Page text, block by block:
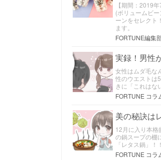
【期間：2019
(ボリュームビ
ーンをセレクト
ます。
FORTUNE編集
実録！男性
女性はムダ毛な
性のウエストは
きに「これはな
FORTUNE コラ
美の秘訣は
12月に入り本格
の鍋スープの棚
「レタス鍋」！！
FORTUNE コラ